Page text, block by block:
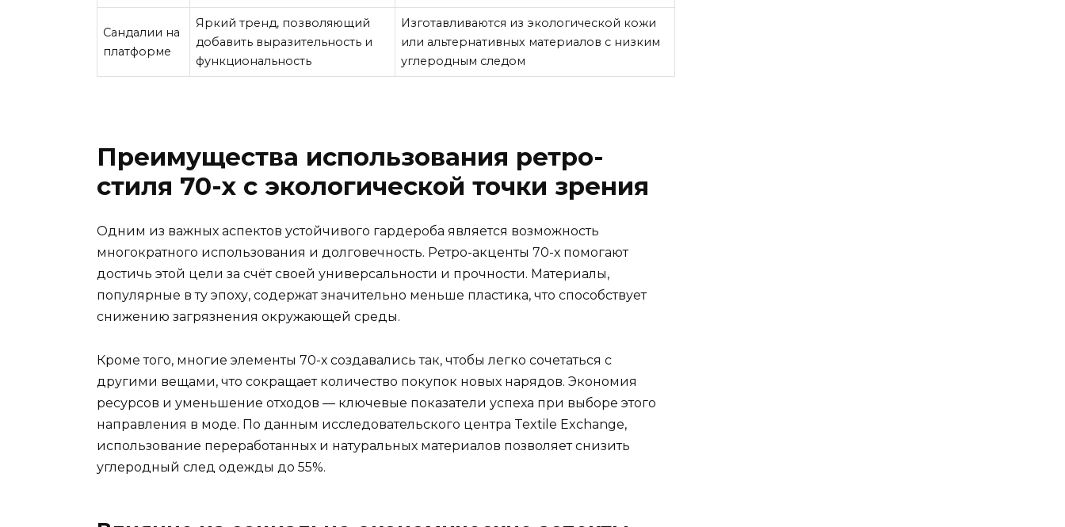
Сандалии на
платформе
Яркий тренд, позволяющий
добавить выразительность и
функциональность
Изготавливаются из экологической кожи
или альтернативных материалов с низким
углеродным следом
Преимущества использования ретро-
стиля 70-х с экологической точки зрения
Одним из важных аспектов устойчивого гардероба является возможность
многократного использования и долговечность. Ретро-акценты 70-х помогают
достичь этой цели за счёт своей универсальности и прочности. Материалы,
популярные в ту эпоху, содержат значительно меньше пластика, что способствует
снижению загрязнения окружающей среды.
Кроме того, многие элементы 70-х создавались так, чтобы легко сочетаться с
другими вещами, что сокращает количество покупок новых нарядов. Экономия
ресурсов и уменьшение отходов — ключевые показатели успеха при выборе этого
направления в моде. По данным исследовательского центра Textile Exchange,
использование переработанных и натуральных материалов позволяет снизить
углеродный след одежды до 55%.